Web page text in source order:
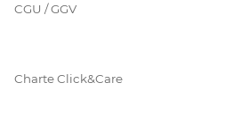
CGU / GGV
Charte Click&Care